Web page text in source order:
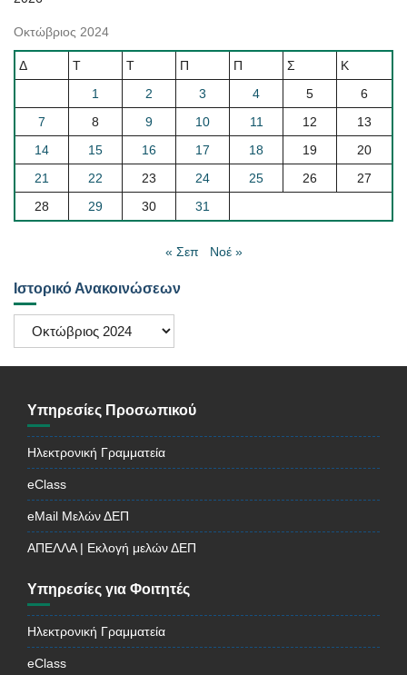
Οκτώβριος 2024
Δ Τ Τ Π Π Σ
Κ
1
2 3 4 5
6
7
8 9 10 11 12
13
14
15 16 17 18 19
20
21
22 23 24 25 26
27
28
29 30 31
« Σεπ Νοέ »
Ιστορικό Ανακοινώσεων
Ιστορικό
Ανακοινώσεων
Υπηρεσίες Προσωπικού
Ηλεκτρονική Γραμματεία
eClass
eMail Μελών ΔΕΠ
ΑΠΕΛΛΑ | Εκλογή μελών ΔΕΠ
Υπηρεσίες για Φοιτητές
Ηλεκτρονική Γραμματεία
eClass